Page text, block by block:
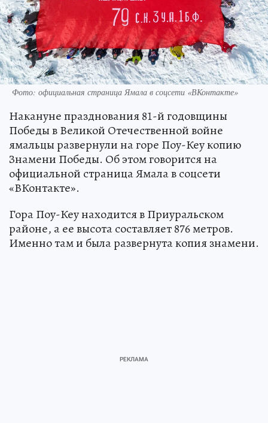
Фото: официальная страница Ямала в соцсети «ВКонтакте»
Накануне празднования 81-й годовщины
Победы в Великой Отечественной войне
ямальцы развернули на горе Поу-Кеу копию
Знамени Победы. Об этом говорится на
официальной страница Ямала в соцсети
«ВКонтакте».
Гора Поу-Кеу находится в Приуральском
районе, а ее высота составляет 876 метров.
Именно там и была развернута копия знамени.